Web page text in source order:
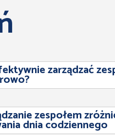
zarządzać
zespołem
dnia codziennego